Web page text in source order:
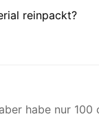
reinpackt?
habe nur